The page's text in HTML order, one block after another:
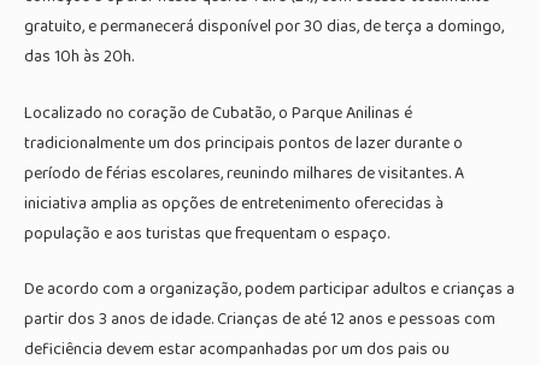
gratuito, e permanecerá disponível por 30 dias, de terça a domingo,
das 10h às 20h.
Localizado no coração deCubatão, o Parque Anilinas é
tradicionalmente um dos principais pontos de lazer durante o
período de férias escolares, reunindo milhares de visitantes. A
iniciativa amplia as opções de entretenimento oferecidas à
população e aos turistas que frequentam o espaço.
De acordo com a organização, podem participar adultos e crianças a
partir dos 3 anos de idade. Crianças de até 12 anos e pessoas com
deficiência devem estar acompanhadas por um dos pais ou